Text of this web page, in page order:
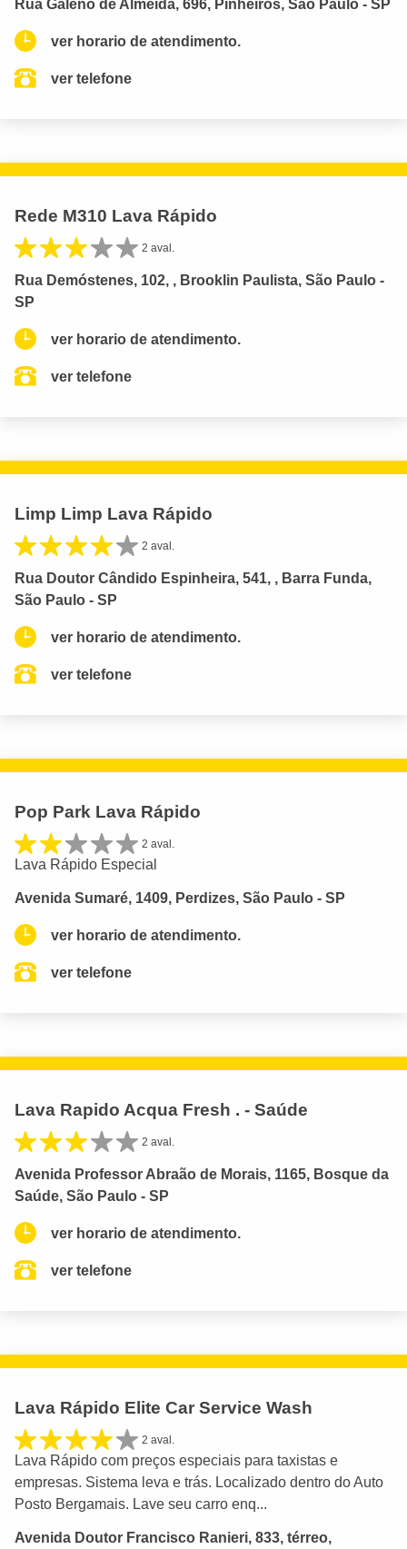
Rua Galeno de Almeida, 696, Pinheiros, São Paulo - SP
ver horario de atendimento.
ver telefone
Rede M310 Lava Rápido
2 aval.
Rua Demóstenes, 102, , Brooklin Paulista, São Paulo -
SP
ver horario de atendimento.
ver telefone
Limp Limp Lava Rápido
2 aval.
Rua Doutor Cândido Espinheira, 541, , Barra Funda,
São Paulo - SP
ver horario de atendimento.
ver telefone
Pop Park Lava Rápido
2 aval.
Lava Rápido Especial
Avenida Sumaré, 1409, Perdizes, São Paulo - SP
ver horario de atendimento.
ver telefone
Lava Rapido Acqua Fresh . - Saúde
2 aval.
Avenida Professor Abraão de Morais, 1165, Bosque da
Saúde, São Paulo - SP
ver horario de atendimento.
ver telefone
Lava Rápido Elite Car Service Wash
2 aval.
Lava Rápido com preços especiais para taxistas e
empresas. Sistema leva e trás. Localizado dentro do Auto
Posto Bergamais. Lave seu carro enq...
Avenida Doutor Francisco Ranieri, 833, térreo,